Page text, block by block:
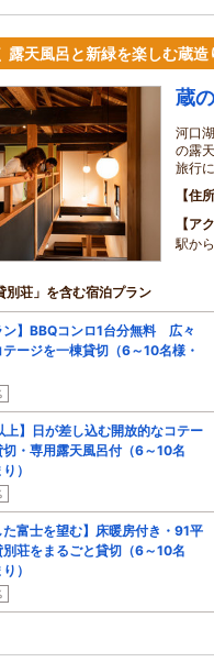
露天風呂と新緑を楽しむ蔵
蔵
河口
の露
旅行
住所
ア
駅か
別荘」を含む宿泊プラン
ン】BBQコンロ1台分無料 広々
ージを一棟貸切（6～10名様・
上】日が差し込む開放的なコテー
切・専用露天風呂付（6～10名
）
た富士を望む】床暖房付き・91平
荘をまるごと貸切（6～10名
）